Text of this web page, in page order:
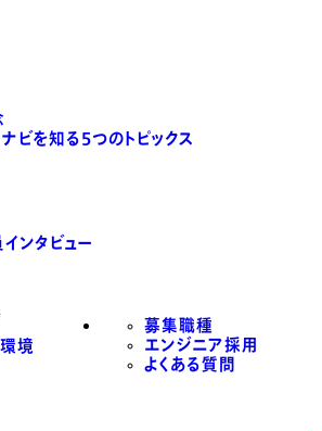
ビを知る5つのトピックス
ンタビュー
境
募集職種
エンジニア採用
よくある質問